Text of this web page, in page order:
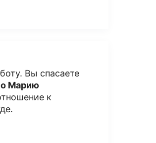
Вы спасаете
Марию
к